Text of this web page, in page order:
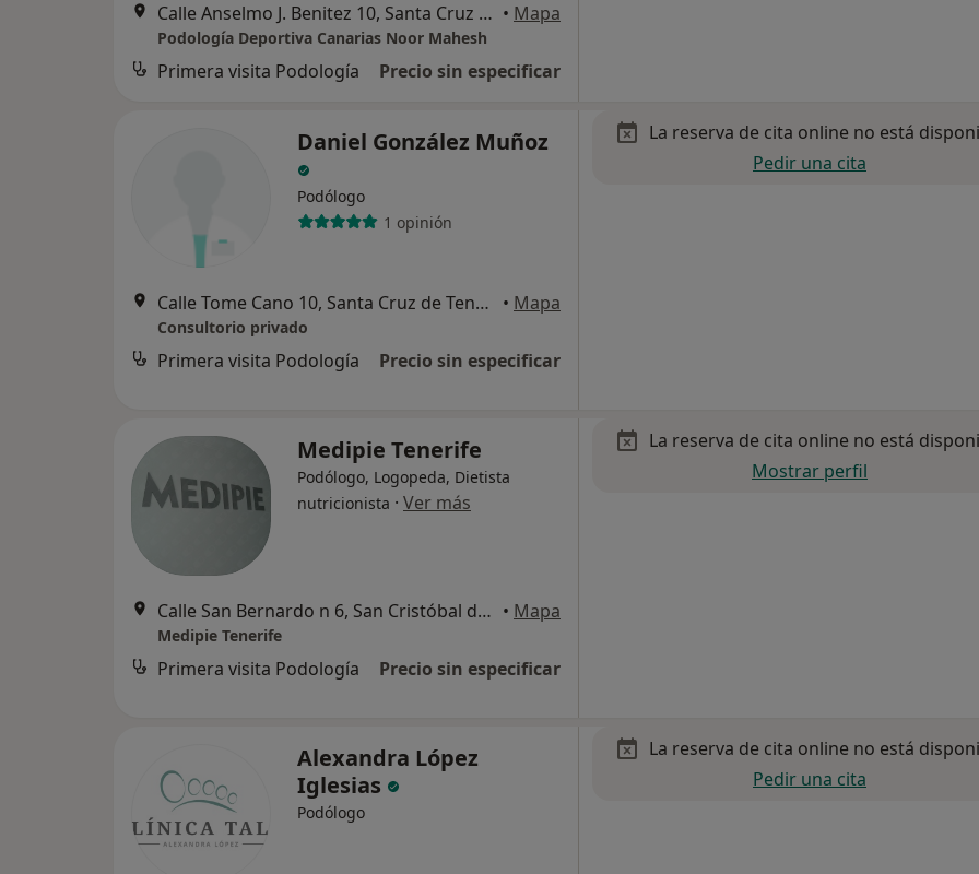
Calle Anselmo J. Benitez 10, Santa Cruz de Tenerife • Mapa
Podología Deportiva Canarias Noor Mahesh
Primera visita Podología Precio sin especificar
Daniel González Muñoz
Podólogo
1 opinión
Calle Tome Cano 10, Santa Cruz de Tenerife • Mapa
Consultorio privado
Primera visita Podología Precio sin especificar
La reserva de cita online no está
Pedir una cita
Medipie Tenerife
Podólogo, Logopeda, Dietista
nutricionista · Ver más
Calle San Bernardo n 6, San Cristóbal de la Laguna • Mapa
Medipie Tenerife
Primera visita Podología Precio sin especificar
La reserva de cita online no está
Mostrar perfil
Alexandra López
Iglesias
Podólogo
La reserva de cita online no está
Pedir una cita